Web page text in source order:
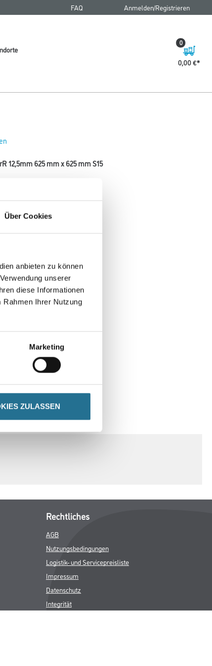
Über Cookies
anbieten zu können
unserer
diese Informationen
Rahmen Ihrer Nutzung
Marketing
ZULASSEN
FAQ Anmelden/Registrieren
0,00 €
0
12,5mm 625 mm x 625 mm S15
Rechtliches
AGB
Nutzungsbedingungen
Logistik- und Servicepreisliste
Impressum
Datenschutz
Integrität